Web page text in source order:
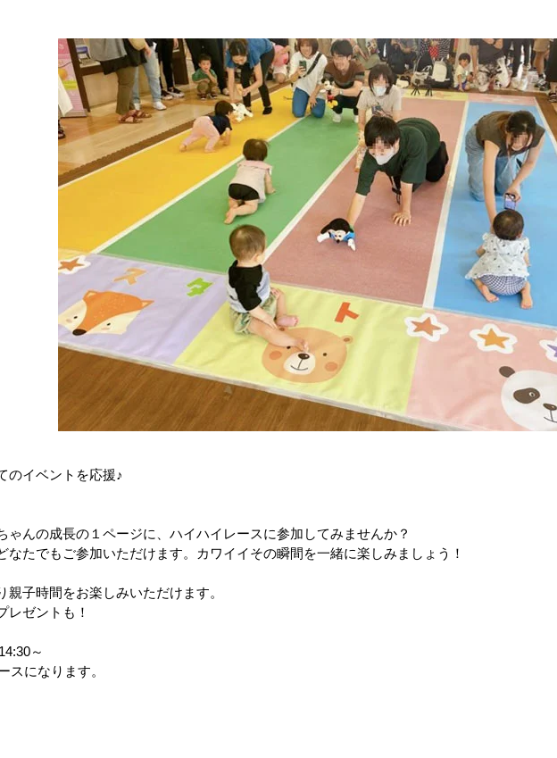
のイベントを応援♪
ゃんの成⾧の１ページに、ハイハイレースに参加してみませんか？
なたでもご参加いただけます。カワイイその瞬間を一緒に楽しみましょう！
子時間をお楽しみいただけます。
レゼントも！
～
スになります。